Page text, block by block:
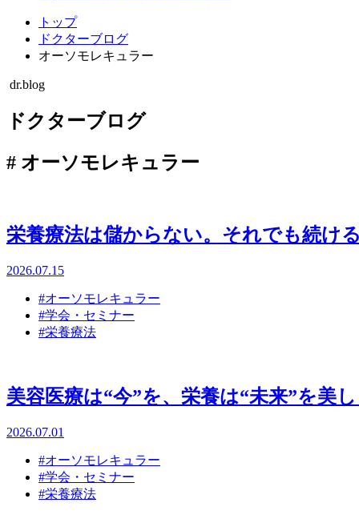
トップ
ドクターブログ
オーソモレキュラー
dr.blog
ドクターブログ
# オーソモレキュラー
栄養療法は儲からない。それでも続け
2026.07.15
#オーソモレキュラー
#学会・セミナー
#栄養療法
美容医療は“今”を、栄養は“未来”を美
2026.07.01
#オーソモレキュラー
#学会・セミナー
#栄養療法